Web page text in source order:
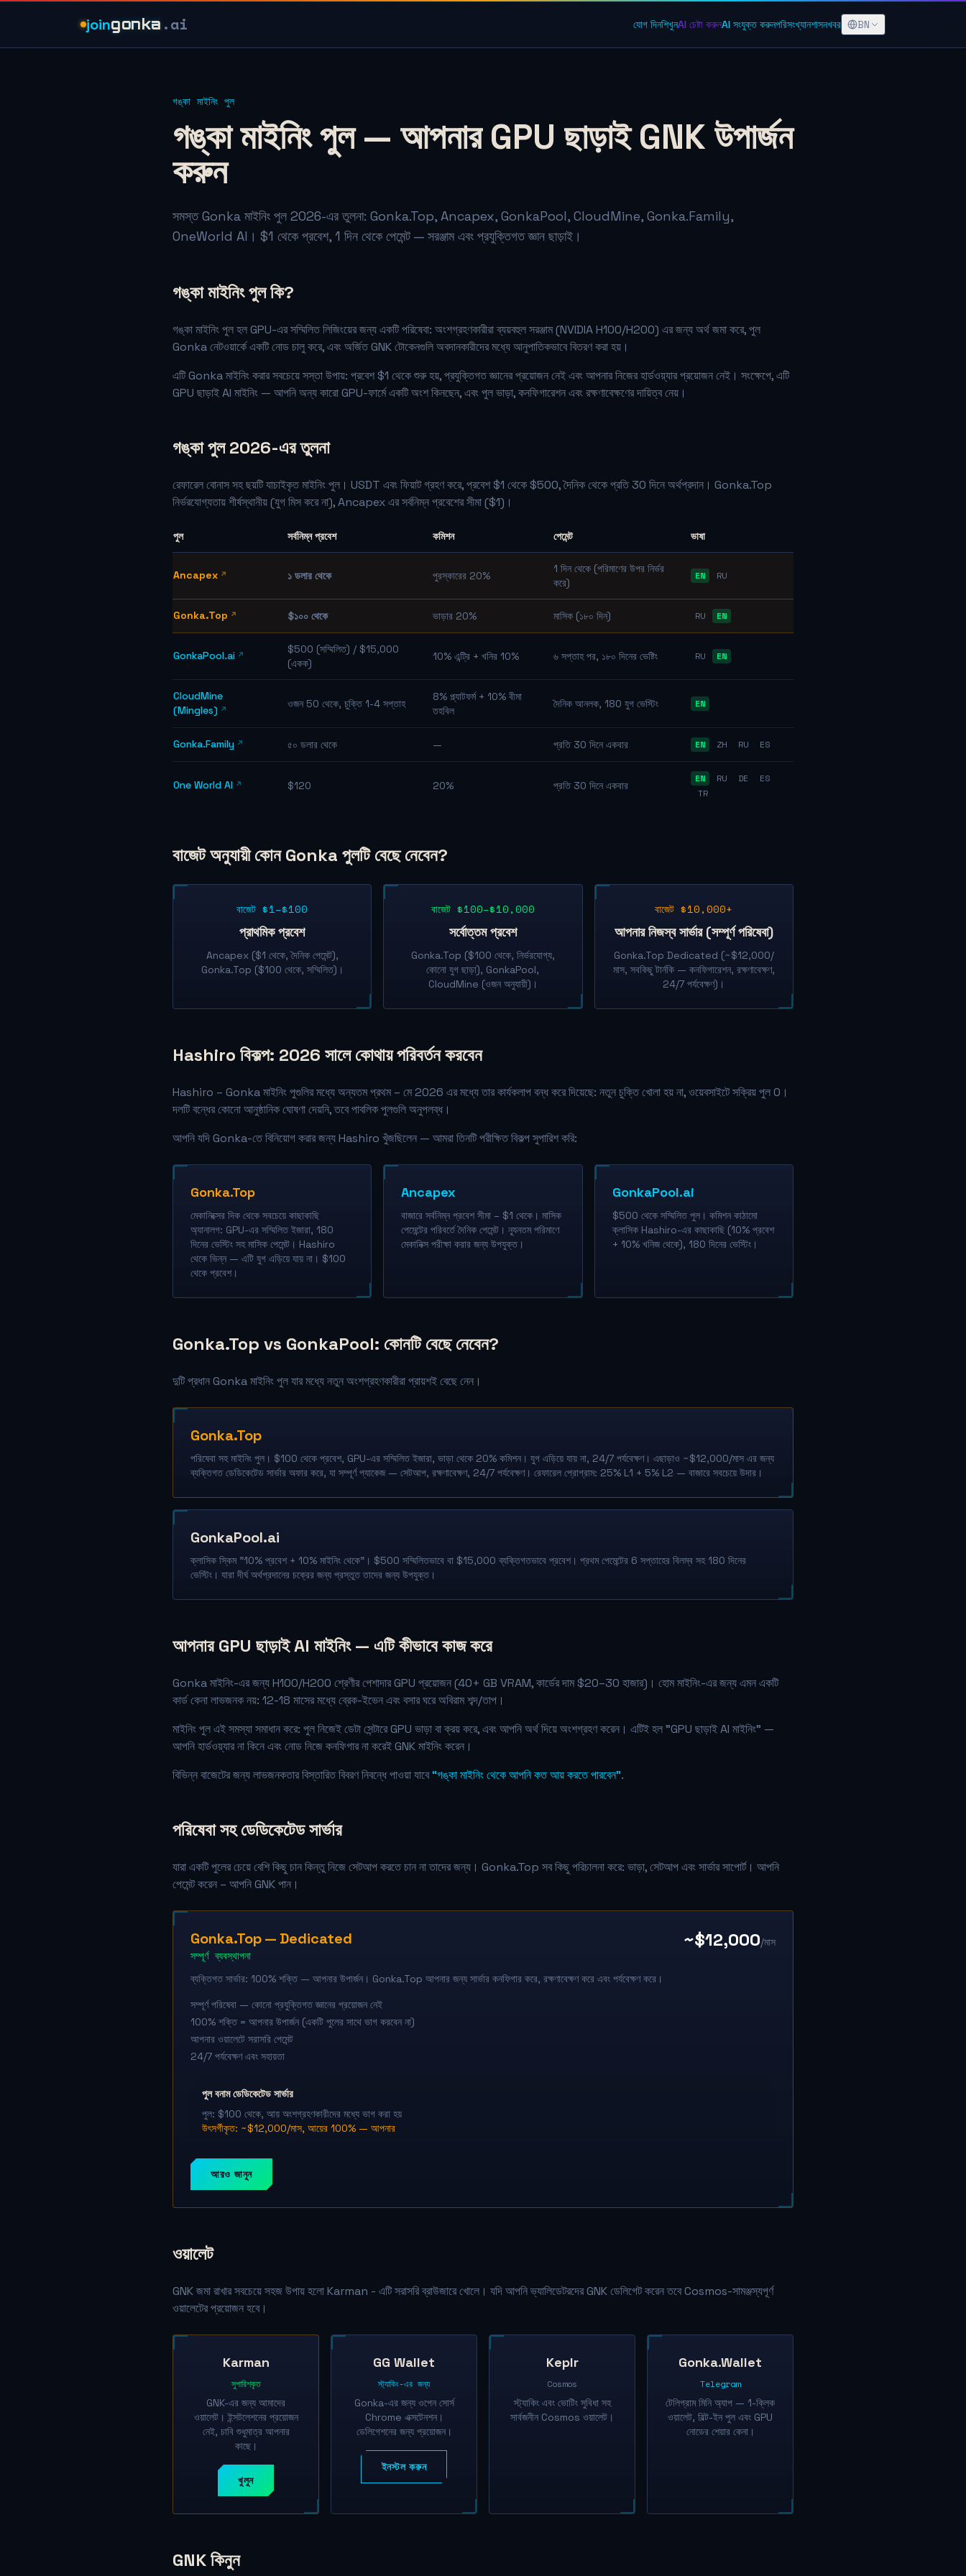
joingonka .ai যোগ দিনশিখুনAI চেষ্টা করুনAI সংযুক্ত করুনপরিসংখ্যানশাসনখবর BN
গঙ্কা মাইনিং পুল
গঙ্কা মাইনিং পুল — আপনার GPU ছাড়াই GNK উপার্জন
করুন
সমস্ত Gonka মাইনিং পুল 2026-এর তুলনা: Gonka.Top, Ancapex, GonkaPool, CloudMine, Gonka.Family,
OneWorld AI। $1 থেকে প্রবেশ, 1 দিন থেকে পেমেন্ট — সরঞ্জাম এবং প্রযুক্তিগত জ্ঞান ছাড়াই।
গঙ্কা মাইনিং পুল কি?
গঙ্কা মাইনিং পুল হল GPU-এর সম্মিলিত লিজিংয়ের জন্য একটি পরিষেবা: অংশগ্রহণকারীরা ব্যয়বহুল সরঞ্জাম (NVIDIA H100/H200) এর জন্য অর্থ জমা করে, পুল
Gonka নেটওয়ার্কে একটি নোড চালু করে, এবং অর্জিত GNK টোকেনগুলি অবদানকারীদের মধ্যে আনুপাতিকভাবে বিতরণ করা হয়।
এটি Gonka মাইনিং করার সবচেয়ে সস্তা উপায়: প্রবেশ $1 থেকে শুরু হয়, প্রযুক্তিগত জ্ঞানের প্রয়োজন নেই এবং আপনার নিজের হার্ডওয়্যার প্রয়োজন নেই। সংক্ষেপে, এটি
GPU ছাড়াই AI মাইনিং — আপনি অন্য কারো GPU-ফার্মে একটি অংশ কিনছেন, এবং পুল ভাড়া, কনফিগারেশন এবং রক্ষণাবেক্ষণের দায়িত্ব নেয়।
গঙ্কা পুল 2026-এর তুলনা
রেফারেল বোনাস সহ ছয়টি যাচাইকৃত মাইনিং পুল। USDT এবং ফিয়াট গ্রহণ করে, প্রবেশ $1 থেকে $500, দৈনিক থেকে প্রতি 30 দিনে অর্থপ্রদান। Gonka.Top
নির্ভরযোগ্যতায় শীর্ষস্থানীয় (যুগ মিস করে না), Ancapex এর সর্বনিম্ন প্রবেশের সীমা ($1)।
পুল সর্বনিম্ন প্রবেশ কমিশন পেমেন্ট ভাষা
Ancapex ১ ডলার থেকে পুরস্কারের 20%
1 দিন থেকে (পরিমাণের উপর নির্ভর
করে)
EN RU
Gonka.Top $১০০ থেকে ভাড়ার 20% মাসিক (১৮০ দিন) RU EN
GonkaPool.ai
$500 (সম্মিলিত) / $15,000
(একক)
10% এন্ট্রি + খনির 10% ৬ সপ্তাহ পর, ১৮০ দিনের ভেষ্টিং RU EN
CloudMine
(Mingles)
ওজন 50 থেকে, চুক্তি 1-4 সপ্তাহ
8% প্ল্যাটফর্ম + 10% বীমা
তহবিল
দৈনিক আনলক, 180 যুগ ভেস্টিং EN
Gonka.Family ৫০ ডলার থেকে — প্রতি 30 দিনে একবার EN ZH RU ES
One World AI $120 20% প্রতি 30 দিনে একবার
EN RU DE
ES
TR
বাজেট অনুযায়ী কোন Gonka পুলটি বেছে নেবেন?
বাজেট $1–$100
প্রাথমিক প্রবেশ
Ancapex ($1 থেকে, দৈনিক পেমেন্ট),
Gonka.Top ($100 থেকে, সম্মিলিত)।
বাজেট $100–$10,000
সর্বোত্তম প্রবেশ
Gonka.Top ($100 থেকে, নির্ভরযোগ্য,
কোনো যুগ ছাড়া), GonkaPool,
CloudMine (ওজন অনুযায়ী)।
বাজেট $10,000+
আপনার নিজস্ব সার্ভার (সম্পূর্ণ পরিষেবা)
Gonka.Top Dedicated (~$12,000/
মাস, সবকিছু টার্নকি — কনফিগারেশন, রক্ষণাবেক্ষণ,
24/7 পর্যবেক্ষণ)।
Hashiro বিকল্প: 2026 সালে কোথায় পরিবর্তন করবেন
Hashiro – Gonka মাইনিং পুগুলির মধ্যে অন্যতম প্রথম – মে 2026 এর মধ্যে তার কার্যকলাপ বন্ধ করে দিয়েছে: নতুন চুক্তি খোলা হয় না, ওয়েবসাইটে সক্রিয় পুল 0।
দলটি বন্ধের কোনো আনুষ্ঠানিক ঘোষণা দেয়নি, তবে পাবলিক পুলগুলি অনুপলব্ধ।
আপনি যদি Gonka-তে বিনিয়োগ করার জন্য Hashiro খুঁজছিলেন — আমরা তিনটি পরীক্ষিত বিকল্প সুপারিশ করি:
Gonka.Top
মেকানিক্সের দিক থেকে সবচেয়ে কাছাকাছি
অ্যানালগ: GPU-এর সম্মিলিত ইজারা, 180
দিনের ভেস্টিং সহ মাসিক পেমেন্ট। Hashiro
থেকে ভিন্ন — এটি যুগ এড়িয়ে যায় না। $100
থেকে প্রবেশ।
Ancapex
বাজারে সর্বনিম্ন প্রবেশ সীমা – $1 থেকে। মাসিক
পেমেন্টের পরিবর্তে দৈনিক পেমেন্ট। ন্যূনতম পরিমাণে
মেকানিক্স পরীক্ষা করার জন্য উপযুক্ত।
GonkaPool.ai
$500 থেকে সম্মিলিত পুল। কমিশন কাঠামো
ক্লাসিক Hashiro-এর কাছাকাছি (10% প্রবেশ
+ 10% খনিজ থেকে), 180 দিনের ভেস্টিং।
Gonka.Top vs GonkaPool: কোনটি বেছে নেবেন?
দুটি প্রধান Gonka মাইনিং পুল যার মধ্যে নতুন অংশগ্রহণকারীরা প্রায়শই বেছে নেন।
Gonka.Top
পরিষেবা সহ মাইনিং পুল। $100 থেকে প্রবেশ, GPU-এর সম্মিলিত ইজারা, ভাড়া থেকে 20% কমিশন। যুগ এড়িয়ে যায় না, 24/7 পর্যবেক্ষণ। এছাড়াও ~$12,000/মাস এর জন্য
ব্যক্তিগত ডেডিকেটেড সার্ভার অফার করে, যা সম্পূর্ণ প্যাকেজ — সেটআপ, রক্ষণাবেক্ষণ, 24/7 পর্যবেক্ষণ। রেফারেল প্রোগ্রাম: 25% L1 + 5% L2 — বাজারে সবচেয়ে উদার।
GonkaPool.ai
ক্লাসিক স্কিম "10% প্রবেশ + 10% মাইনিং থেকে"। $500 সম্মিলিতভাবে বা $15,000 ব্যক্তিগতভাবে প্রবেশ। প্রথম পেমেন্টের 6 সপ্তাহের বিলম্ব সহ 180 দিনের
ভেস্টিং। যারা দীর্ঘ অর্থপ্রদানের চক্রের জন্য প্রস্তুত তাদের জন্য উপযুক্ত।
আপনার GPU ছাড়াই AI মাইনিং — এটি কীভাবে কাজ করে
Gonka মাইনিং-এর জন্য H100/H200 শ্রেণীর পেশাদার GPU প্রয়োজন (40+ GB VRAM, কার্ডের দাম $20–30 হাজার)। হোম মাইনিং-এর জন্য এমন একটি
কার্ড কেনা লাভজনক নয়: 12-18 মাসের মধ্যে ব্রেক-ইভেন এবং বসার ঘরে অবিরাম শব্দ/তাপ।
মাইনিং পুল এই সমস্যা সমাধান করে: পুল নিজেই ডেটা সেন্টারে GPU ভাড়া বা ক্রয় করে, এবং আপনি অর্থ দিয়ে অংশগ্রহণ করেন। এটিই হল "GPU ছাড়াই AI মাইনিং" —
আপনি হার্ডওয়্যার না কিনে এবং নোড নিজে কনফিগার না করেই GNK মাইনিং করেন।
বিভিন্ন বাজেটের জন্য লাভজনকতার বিস্তারিত বিবরণ নিবন্ধে পাওয়া যাবে“গঙ্কা মাইনিং থেকে আপনি কত আয় করতে পারবেন”.
পরিষেবা সহ ডেডিকেটেড সার্ভার
যারা একটি পুলের চেয়ে বেশি কিছু চান কিন্তু নিজে সেটআপ করতে চান না তাদের জন্য। Gonka.Top সব কিছু পরিচালনা করে: ভাড়া, সেটআপ এবং সার্ভার সাপোর্ট। আপনি
পেমেন্ট করেন – আপনি GNK পান।
Gonka.Top — Dedicated
সম্পূর্ণ ব্যবস্থাপনা
~$12,000/মাস
ব্যক্তিগত সার্ভার: 100% শক্তি — আপনার উপার্জন। Gonka.Top আপনার জন্য সার্ভার কনফিগার করে, রক্ষণাবেক্ষণ করে এবং পর্যবেক্ষণ করে।
সম্পূর্ণ পরিষেবা — কোনো প্রযুক্তিগত জ্ঞানের প্রয়োজন নেই
100% শক্তি = আপনার উপার্জন (একটি পুলের সাথে ভাগ করবেন না)
আপনার ওয়ালেটে সরাসরি পেমেন্ট
24/7 পর্যবেক্ষণ এবং সহায়তা
পুল বনাম ডেডিকেটেড সার্ভার
পুল: $100 থেকে, আয় অংশগ্রহণকারীদের মধ্যে ভাগ করা হয়
উৎসর্গীকৃত: ~$12,000/মাস, আয়ের 100% — আপনার
আরও জানুন
ওয়ালেট
GNK জমা রাখার সবচেয়ে সহজ উপায় হলো Karman - এটি সরাসরি ব্রাউজারে খোলে। যদি আপনি ভ্যালিডেটরদের GNK ডেলিগেট করেন তবে Cosmos-সামঞ্জস্যপূর্ণ
ওয়ালেটের প্রয়োজন হবে।
Karman
সুপারিশকৃত
GNK-এর জন্য আমাদের
ওয়ালেট। ইন্সটলেশনের প্রয়োজন
নেই, চাবি শুধুমাত্র আপনার
কাছে।
খুলুন
GG Wallet
স্ট্যাকিং-এর জন্য
Gonka-এর জন্য ওপেন সোর্স
Chrome এক্সটেনশন।
ডেলিগেশনের জন্য প্রয়োজন।
ইনস্টল করুন
Keplr
Cosmos
স্ট্যাকিং এবং ভোটিং সুবিধা সহ
সার্বজনীন Cosmos ওয়ালেট।
Gonka.Wallet
Telegram
টেলিগ্রাম মিনি অ্যাপ — 1-ক্লিক
ওয়ালেট, বিল্ট-ইন পুল এবং GPU
নোডের শেয়ার কেনা।
GNK কিনুন